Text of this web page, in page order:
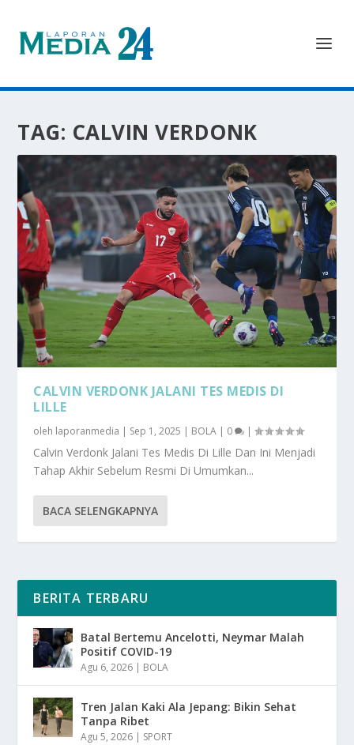
TAG: CALVIN VERDONK
CALVIN VERDONK JALANI TES MEDIS DI
LILLE
oleh laporanmedia | Sep 1, 2025 | BOLA | 0 |
Calvin Verdonk Jalani Tes Medis Di Lille Dan Ini Menjadi
Tahap Akhir Sebelum Resmi Di Umumkan...
BACA SELENGKAPNYA
BERITA TERBARU
Batal Bertemu Ancelotti, Neymar Malah
Positif COVID-19
Agu 6, 2026 | BOLA
Tren Jalan Kaki Ala Jepang: Bikin Sehat
Tanpa Ribet
Agu 5, 2026 | SPORT